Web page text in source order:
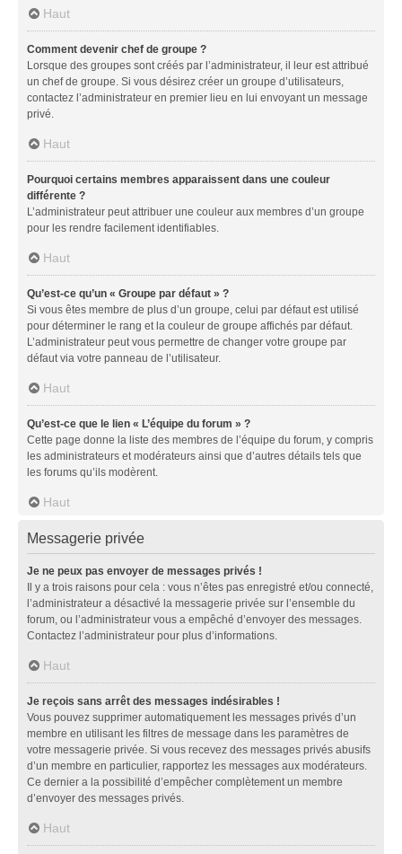
Haut
Comment devenir chef de groupe ?
Lorsque des groupes sont créés par l’administrateur, il leur est attribué
un chef de groupe. Si vous désirez créer un groupe d’utilisateurs,
contactez l’administrateur en premier lieu en lui envoyant un message
privé.
Haut
Pourquoi certains membres apparaissent dans une couleur
différente ?
L’administrateur peut attribuer une couleur aux membres d’un groupe
pour les rendre facilement identifiables.
Haut
Qu’est-ce qu’un « Groupe par défaut » ?
Si vous êtes membre de plus d’un groupe, celui par défaut est utilisé
pour déterminer le rang et la couleur de groupe affichés par défaut.
L’administrateur peut vous permettre de changer votre groupe par
défaut via votre panneau de l’utilisateur.
Haut
Qu’est-ce que le lien « L’équipe du forum » ?
Cette page donne la liste des membres de l’équipe du forum, y compris
les administrateurs et modérateurs ainsi que d’autres détails tels que
les forums qu’ils modèrent.
Haut
Messagerie privée
Je ne peux pas envoyer de messages privés !
Il y a trois raisons pour cela : vous n’êtes pas enregistré et/ou connecté,
l’administrateur a désactivé la messagerie privée sur l’ensemble du
forum, ou l’administrateur vous a empêché d’envoyer des messages.
Contactez l’administrateur pour plus d’informations.
Haut
Je reçois sans arrêt des messages indésirables !
Vous pouvez supprimer automatiquement les messages privés d’un
membre en utilisant les filtres de message dans les paramètres de
votre messagerie privée. Si vous recevez des messages privés abusifs
d’un membre en particulier, rapportez les messages aux modérateurs.
Ce dernier a la possibilité d’empêcher complètement un membre
d’envoyer des messages privés.
Haut